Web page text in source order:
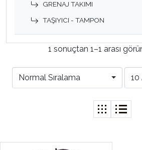
GRENAJ TAKIMI
TAŞIYICI - TAMPON
1 sonuçtan 1–1 arası
Normal Sıralama 10